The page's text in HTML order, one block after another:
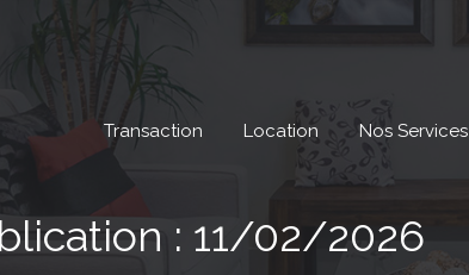
Transaction Location Nos Services
: 11/02/2026